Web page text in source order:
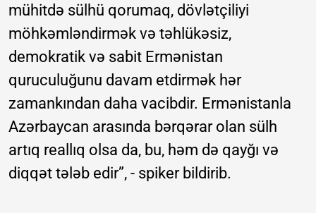
mühitdə sülhü qorumaq, dövlətçiliyi
möhkəmləndirmək və təhlükəsiz,
demokratik və sabit Ermənistan
quruculuğunu davam etdirmək hər
zamankından daha vacibdir. Ermənistanla
Azərbaycan arasında bərqərar olan sülh
artıq reallıq olsa da, bu, həm də qayğı və
diqqət tələb edir”, - spiker bildirib.